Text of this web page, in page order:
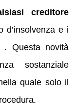
creditore
d’insolvenza e i
Questa novità
sostanziale
quale solo il